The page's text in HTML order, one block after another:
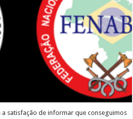
a satisfação de informar que conseguimos